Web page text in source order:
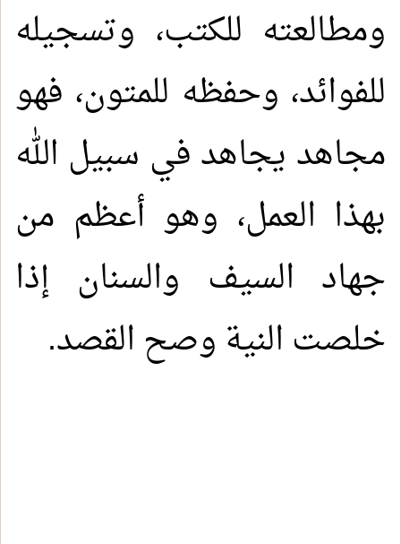
ومطالعته للكتب، وتسجيله
للفوائد، وحفظه للمتون، فهو
مجاهد يجاهد في سبيل الله
بهذا العمل، وهو أعظم من
جهاد السيف والسنان إذا
خلصت النية وصح القصد.